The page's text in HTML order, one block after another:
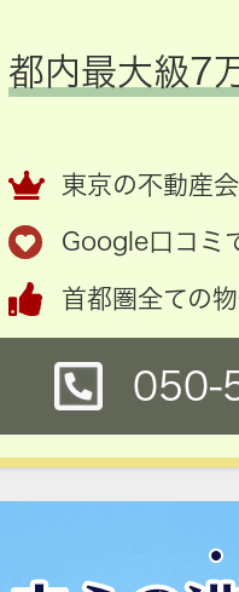
都内最大級7
東京の不動産
Google口コミ
首都圏全ての
050-